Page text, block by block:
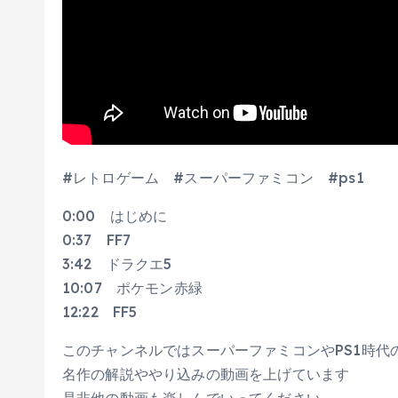
#レトロゲーム #スーパーファミコン #ps1
0:00 はじめに
0:37 FF7
3:42 ドラクエ5
10:07 ポケモン赤緑
12:22 FF5
このチャンネルではスーパーファミコンやPS1時代
名作の解説ややり込みの動画を上げています